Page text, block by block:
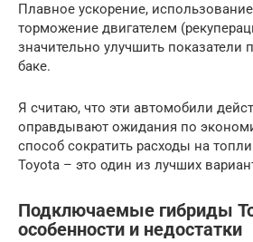
Плавное ускорение,
торможение двигателем
значительно улучшить показатели
баке.
Я считаю, что эти автомобили
оправдывают ожидания по
способ сократить расходы на
Toyota – это один из лучших
Подключаемые гибриды
особенности и недостатки